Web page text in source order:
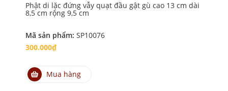
Phật di lặc đứng vẫy quạt đầu gật gù cao 13 cm dài
8,5 cm rộng 9,5 cm
Mã sản phẩm: SP10076
300.000₫
Mua hàng